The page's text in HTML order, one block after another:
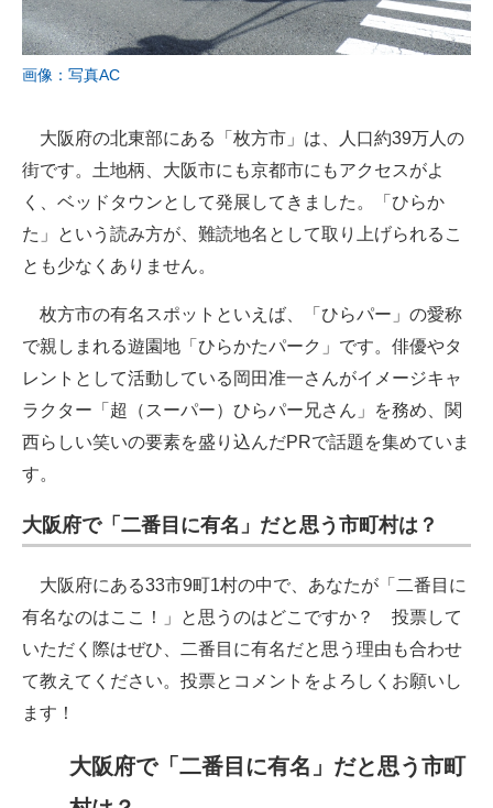
画像：写真AC
大阪府の北東部にある「枚方市」は、人口約39万人の
街です。土地柄、大阪市にも京都市にもアクセスがよ
く、ベッドタウンとして発展してきました。「ひらか
た」という読み方が、難読地名として取り上げられるこ
とも少なくありません。
枚方市の有名スポットといえば、「ひらパー」の愛称
で親しまれる遊園地「ひらかたパーク」です。俳優やタ
レントとして活動している岡田准一さんがイメージキャ
ラクター「超（スーパー）ひらパー兄さん」を務め、関
西らしい笑いの要素を盛り込んだPRで話題を集めていま
す。
大阪府で「二番目に有名」だと思う市町村は？
大阪府にある33市9町1村の中で、あなたが「二番目に
有名なのはここ！」と思うのはどこですか？ 投票して
いただく際はぜひ、二番目に有名だと思う理由も合わせ
て教えてください。投票とコメントをよろしくお願いし
ます！
大阪府で「二番目に有名」だと思う市町